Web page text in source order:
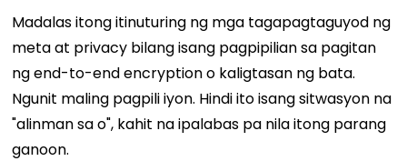
Madalas itong itinuturing ng mga tagapagtaguyod ng
meta at privacy bilang isang pagpipilian sa pagitan
ng end-to-end encryption o kaligtasan ng bata.
Ngunit maling pagpili iyon. Hindi ito isang sitwasyon na
"alinman sa o", kahit na ipalabas pa nila itong parang
ganoon.